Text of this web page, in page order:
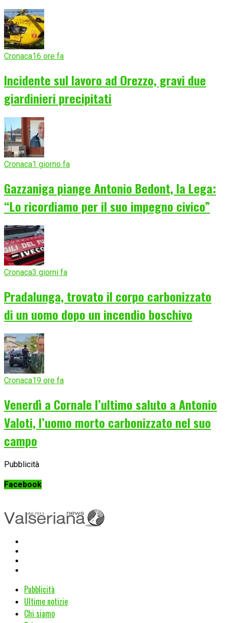
Cronaca16 ore fa
Incidente sul lavoro ad Orezzo, gravi due
giardinieri precipitati
Cronaca1 giorno fa
Gazzaniga piange Antonio Bedont, la Lega:
“Lo ricordiamo per il suo impegno civico”
Cronaca3 giorni fa
Pradalunga, trovato il corpo carbonizzato
di un uomo dopo un incendio boschivo
Cronaca19 ore fa
Venerdì a Cornale l’ultimo saluto a Antonio
Valoti, l’uomo morto carbonizzato nel suo
campo
Pubblicità
Facebook
Pubblicità
Ultime notizie
Chi siamo